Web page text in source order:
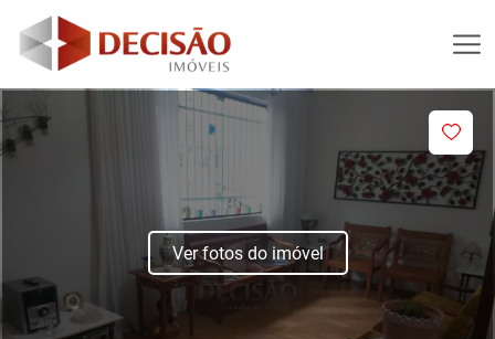
Ver fotos do imóvel